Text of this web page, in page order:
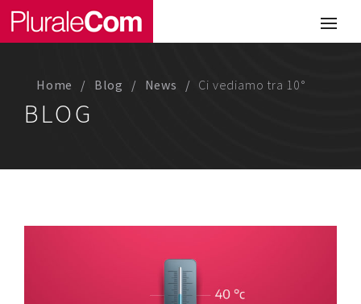
Portfolio
Media & Visual Design
Home Blog News Ci vediamo tra 10°
BLOG